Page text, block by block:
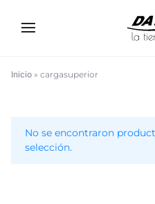
Inicio » cargasuperior
No se encontraron
selección.